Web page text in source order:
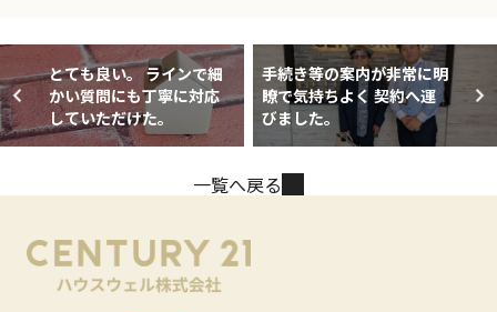
とても良い。 ラインで細
かい質問にも丁寧に対応
していただけた。
手続き等の案内が非常に明
瞭で気持ちよく 契約へ運
びました。
一覧へ戻る